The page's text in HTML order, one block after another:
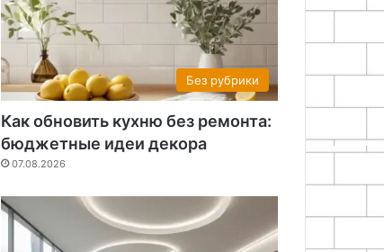
Без рубрики
Как обновить кухню без ремонта:
бюджетные идеи декора
07.08.2026